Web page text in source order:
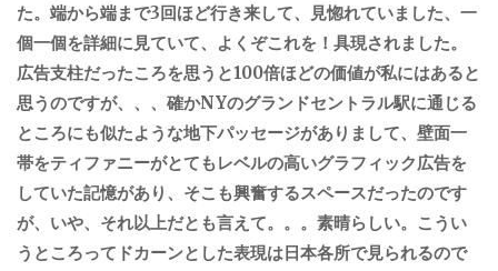
た。端から端まで3回ほど行き来して、見惚れていました、一
個一個を詳細に見ていて、よくぞこれを！具現されました。
広告支柱だったころを思うと100倍ほどの価値が私にはあると
思うのですが、、、確かNYのグランドセントラル駅に通じる
ところにも似たような地下パッセージがありまして、壁面一
帯をティファニーがとてもレベルの高いグラフィック広告を
していた記憶があり、そこも興奮するスペースだったのです
が、いや、それ以上だとも言えて。。。素晴らしい。こうい
うところってドカーンとした表現は日本各所で見られるので